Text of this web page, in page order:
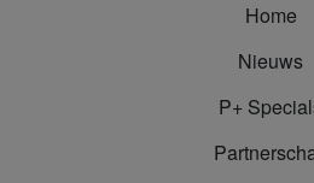
Home
Nieuws
P+